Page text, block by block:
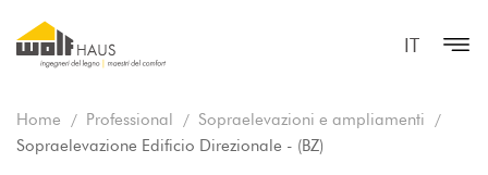
IT
Home Professional
Sopraelevazioni e ampliamenti
Sopraelevazione Edificio Direzionale - (BZ)